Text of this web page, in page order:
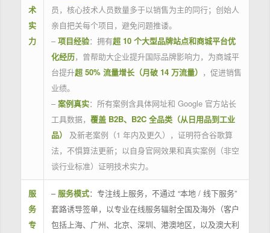
术
实
力
员，核心技术人员数量多于以销售为主的同行；创始人
亲自把关每个项目，避免问题推诿。
– 项目经验：拥有超 10 个大型品牌站点和商城平台优
化经历，曾帮助大企业提升国际品牌影响力，为商城平
台提升超 50% 流量增长（月破 14 万流量） ，促进销售
业绩。
– 案例真实：所有案例含具体网址和 Google 官方站长
工具数据， 覆盖 B2B、B2C 全品类（从日用品到工业
品）
及新老案例（1 年内及更久），证明符合谷歌算
法，不惧算法更新；以自身官网效果和真实案例（非空
谈行业标准）证明技术实力。
服
务
专
– 服务模式：专注线上服务，不通过 “本地 / 线下服务”
套路诱导签单，以专业在线服务辐射全国及海外（客户
包括上海、广州、北京、深圳、港澳地区，以及澳大利